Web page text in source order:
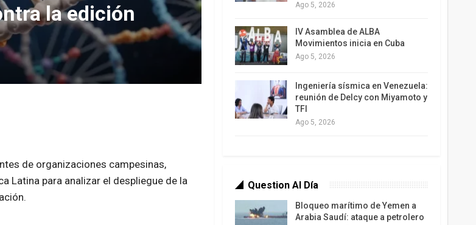
la edición
de organizaciones campesinas,
Latina para analizar el despliegue de la
Ago 5, 2026
IV Asamblea de ALBA
Movimientos inicia en Cuba
Ago 5, 2026
Ingeniería sísmica en Venezuela:
reunión de Delcy con Miyamoto y
TFI
Ago 5, 2026
Question Al Día
Bloqueo marítimo de Yemen a
Arabia Saudí: ataque a petrolero